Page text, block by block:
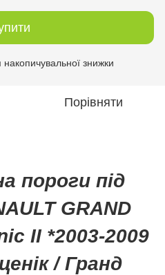
знижки
Порівняти
пороги під
GRAND
II *2003-2009
/ Гранд